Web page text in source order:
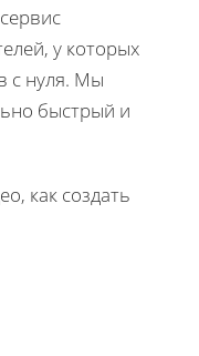
у которых
с нуля. Мы
быстрый и
как создать